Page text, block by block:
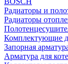
Радиаторы и
Радиаторы
Комплектующие
Запорная
Арматура для